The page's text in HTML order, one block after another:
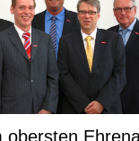
obersten